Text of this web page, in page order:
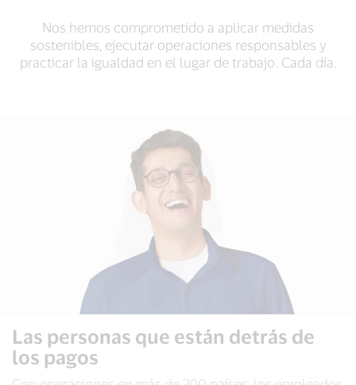
Nos hemos comprometido a aplicar medidas
sostenibles, ejecutar operaciones responsables y
practicar la igualdad en el lugar de trabajo. Cada día.
Las personas que están detrás de
los pagos
Las personas que están detrás de
los pagos
Las personas que están detrás de
los pagos